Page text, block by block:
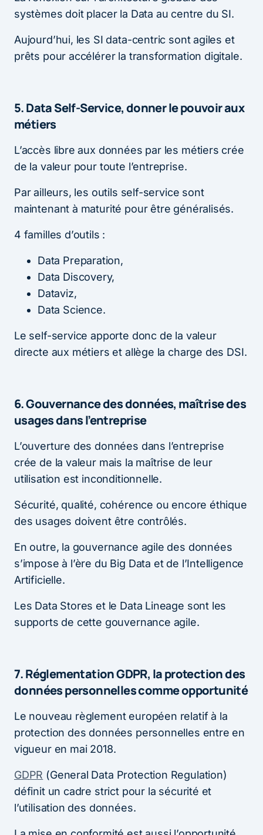
systèmes doit placer la Data au centre du SI.
Aujourd’hui, les SI data-centric sont agiles et
prêts pour accélérer la transformation digitale.
5. Data Self-Service, donner le pouvoir aux
métiers
L’accès libre aux données par les métiers crée
de la valeur pour toute l’entreprise.
Par ailleurs, les outils self-service sont
maintenant à maturité pour être généralisés.
4 familles d’outils :
Data Preparation,
Data Discovery,
Dataviz,
Data Science.
Le self-service apporte donc de la valeur
directe aux métiers et allège la charge des DSI.
6. Gouvernance des données, maîtrise des
usages dans l’entreprise
L’ouverture des données dans l’entreprise
crée de la valeur mais la maîtrise de leur
utilisation est inconditionnelle.
Sécurité, qualité, cohérence ou encore éthique
des usages doivent être contrôlés.
En outre, la gouvernance agile des données
s’impose à l’ère du Big Data et de l’Intelligence
Artificielle.
Les Data Stores et le Data Lineage sont les
supports de cette gouvernance agile.
7. Réglementation GDPR, la protection des
données personnelles comme opportunité
Le nouveau règlement européen relatif à la
protection des données personnelles entre en
vigueur en mai 2018.
GDPR (General Data Protection Regulation)
définit un cadre strict pour la sécurité et
l’utilisation des données.